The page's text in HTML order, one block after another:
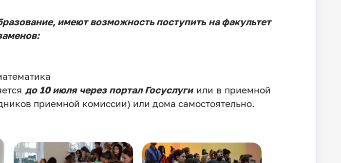
имеют возможность поступить на факультет
до 10 июля через портал Госуслугиили в приемной
приемной комиссии) или дома самостоятельно.
Image Image